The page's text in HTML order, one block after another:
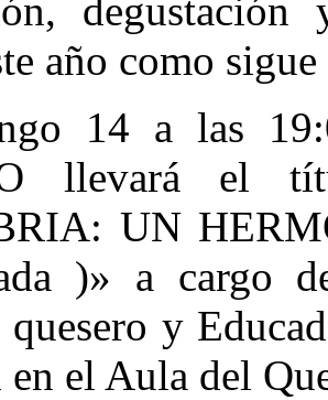
año como
14 a las
llevará el
UN
)» a cargo
y
el Aula del